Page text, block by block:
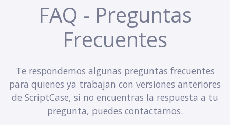
FAQ - Preguntas
Frecuentes
Te respondemos algunas preguntas frecuentes
para quienes ya trabajan con versiones anteriores
de ScriptCase, si no encuentras la respuesta a tu
pregunta, puedes contactarnos.